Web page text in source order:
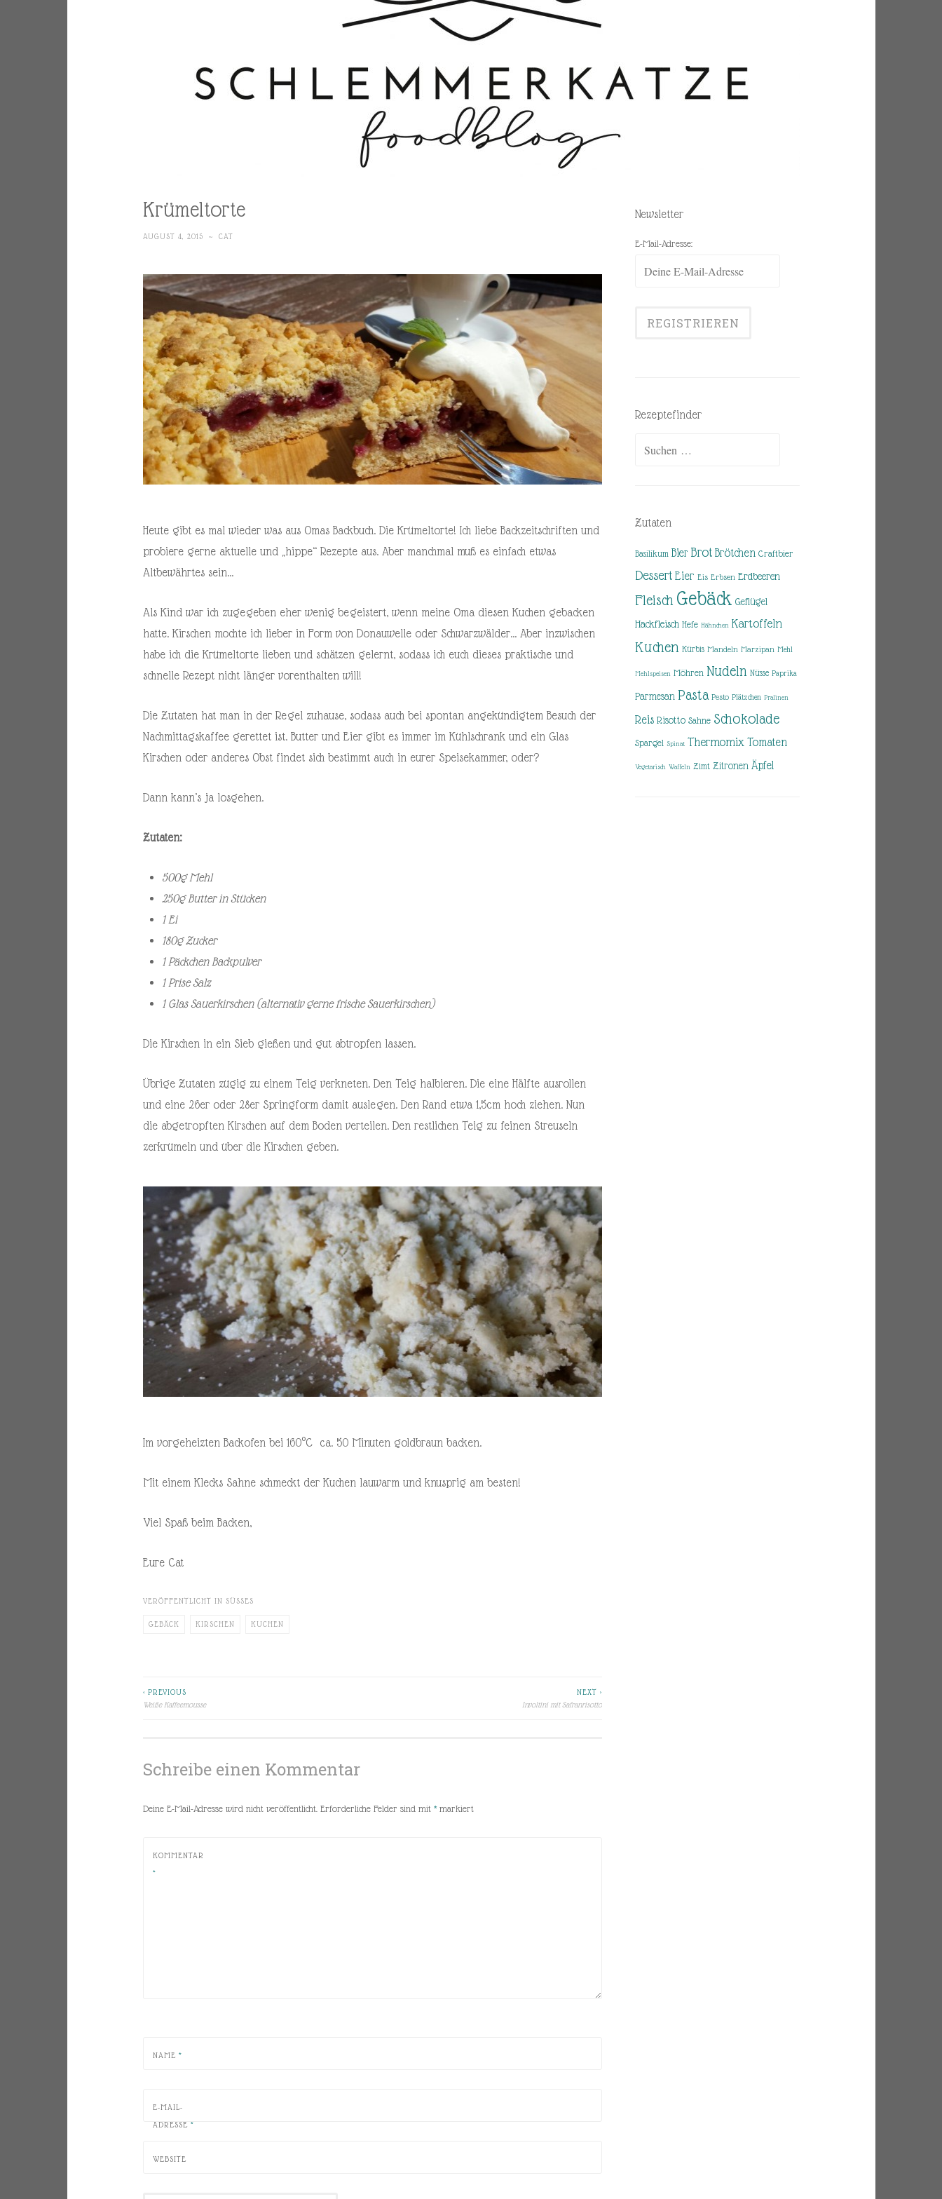
Krümeltorte
AUGUST 4, 2015 ~ CAT
Heute gibt es mal wieder was aus Omas Backbuch. Die Krümeltorte! Ich liebe Backzeitschriften und
probiere gerne aktuelle und „hippe“ Rezepte aus. Aber manchmal muß es einfach etwas
Altbewährtes sein…
Als Kind war ich zugegeben eher wenig begeistert, wenn meine Oma diesen Kuchen gebacken
hatte. Kirschen mochte ich lieber in Form von Donauwelle oder Schwarzwälder… Aber inzwischen
habe ich die Krümeltorte lieben und schätzen gelernt, sodass ich euch dieses praktische und
schnelle Rezept nicht länger vorenthalten will!
Die Zutaten hat man in der Regel zuhause, sodass auch bei spontan angekündigtem Besuch der
Nachmittagskaffee gerettet ist. Butter und Eier gibt es immer im Kühlschrank und ein Glas
Kirschen oder anderes Obst findet sich bestimmt auch in eurer Speisekammer, oder?
Dann kann’s ja losgehen.
Zutaten:
500g Mehl
250g Butter in Stücken
1 Ei
180g Zucker
1 Päckchen Backpulver
1 Prise Salz
1 Glas Sauerkirschen (alternativ gerne frische Sauerkirschen)
Die Kirschen in ein Sieb gießen und gut abtropfen lassen.
Übrige Zutaten zügig zu einem Teig verkneten. Den Teig halbieren. Die eine Hälfte ausrollen
und eine 26er oder 28er Springform damit auslegen. Den Rand etwa 1,5cm hoch ziehen. Nun
die abgetropften Kirschen auf dem Boden verteilen. Den restlichen Teig zu feinen Streuseln
zerkrümeln und über die Kirschen geben.
Im vorgeheizten Backofen bei 160°C ca. 50 Minuten goldbraun backen.
Mit einem Klecks Sahne schmeckt der Kuchen lauwarm und knusprig am besten!
Viel Spaß beim Backen,
Eure Cat
VERÖFFENTLICHT IN SÜSSES
GEBÄCK KIRSCHEN KUCHEN
Beitragsnavigation
< PREVIOUS
Weiße Kaffeemousse
NEXT >
Involtini mit Safranrisotto
Schreibe einen Kommentar
Deine E-Mail-Adresse wird nicht veröffentlicht. Erforderliche Felder sind mit *markiert
KOMMENTAR
*
NAME *
E-MAIL-
ADRESSE *
WEBSITE
Newsletter
E-Mail-Adresse:
Rezeptefinder
Zutaten
Basilikum Bier Brot Brötchen Craftbier
Dessert Eier Eis Erbsen Erdbeeren
Fleisch Gebäck Geflügel
Hackfleisch Hefe Hähnchen Kartoffeln
Kuchen Kürbis Mandeln Marzipan Mehl
Mehlspeisen Möhren Nudeln Nüsse Paprika
Parmesan Pasta Pesto Plätzchen Pralinen
Reis Risotto Sahne Schokolade
Spargel Spinat Thermomix Tomaten
Vegetarisch Waffeln Zimt Zitronen Äpfel